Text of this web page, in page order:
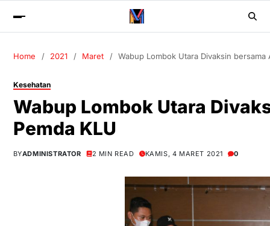
Home 2021 Maret Wabup Lombok Utara Divaksin bersama
Kesehatan
Wabup Lombok Utara
Pemda KLU
BYADMINISTRATOR 2 MIN READ KAMIS, 4 MARET 2021 0